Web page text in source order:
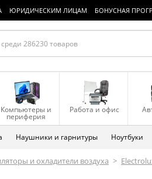
ЮРИДИЧЕСКИМ ЛИЦАМ БОНУСНАЯ
Компьютеры и
периферия
Работа и офис
Наушники и гарнитуры Ноутбуки
и охладители воздуха >